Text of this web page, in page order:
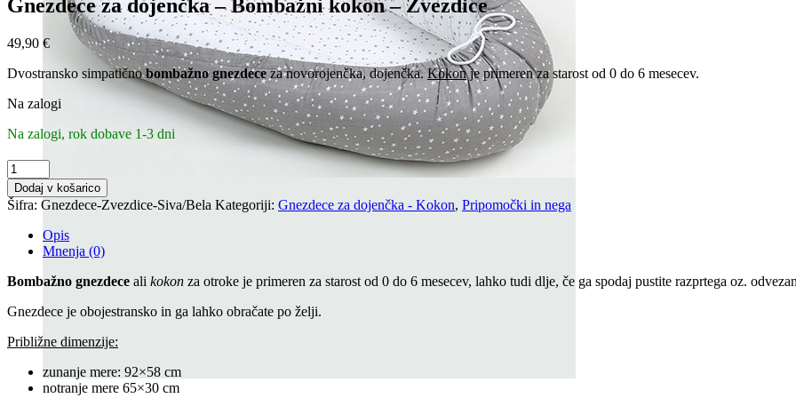
Gnezdece za dojenčka – Bombažni kokon – Zvezdice
49,90 €
Dvostransko simpatičnobombažno gnezdeceza novorojenčka, dojenčka.Kokonje primeren za starost od 0 do 6 mesecev.
Na zalogi
Na zalogi, rok dobave 1-3 dni
Gnezdece
za
dojenčka
-
Bombažni
kokon
Zvezdice
Dodaj v košarico
Šifra: Gnezdece-Zvezdice-Siva/Bela Kategoriji: Gnezdece za dojenčka - Kokon, Pripomočki in nega
Opis
Mnenja (0)
Bombažno gnezdece ali kokon za otroke je primeren za starost od 0 do 6 mesecev, lahko tudi dlje, če ga spodaj pustite razprtega oz.
Gnezdece je obojestransko in ga lahko obračate po želji.
Približne dimenzije:
zunanje mere: 92×58 cm
notranje mere 65×30 cm